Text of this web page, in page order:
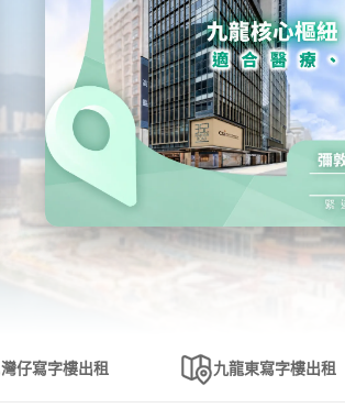
彌敦道352號 | 352 Nathan Road
灣仔寫字樓出租 九龍東寫字樓出租